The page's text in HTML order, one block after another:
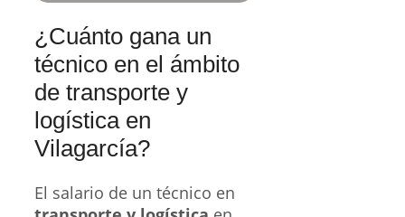
¿Cuánto gana un
técnico en el ámbito
de transporte y
logística en
Vilagarcía?
El salario de un técnico en